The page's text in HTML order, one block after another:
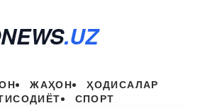
.UZ
ЖАҲОН
ҲОДИСАЛАР
СПОРТ